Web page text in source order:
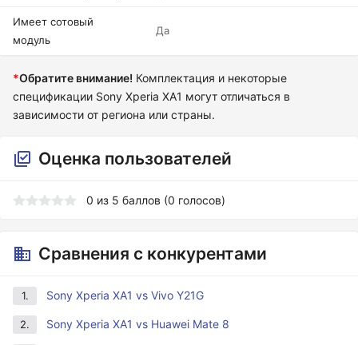
Имеет сотовый
модуль
Да
*Обратите внимание! Комплектация и некоторые
спецификации Sony Xperia XA1 могут отличаться в
зависимости от региона или страны.
Оценка пользователей
0 из 5 баллов (0 голосов)
Сравнения с конкурентами
1. Sony Xperia XA1 vs Vivo Y21G
2. Sony Xperia XA1 vs Huawei Mate 8